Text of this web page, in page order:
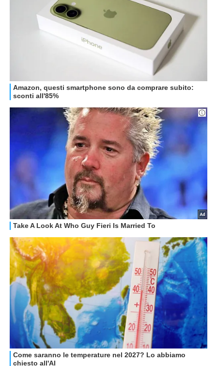
GUIDE ALL'ACQUISTO